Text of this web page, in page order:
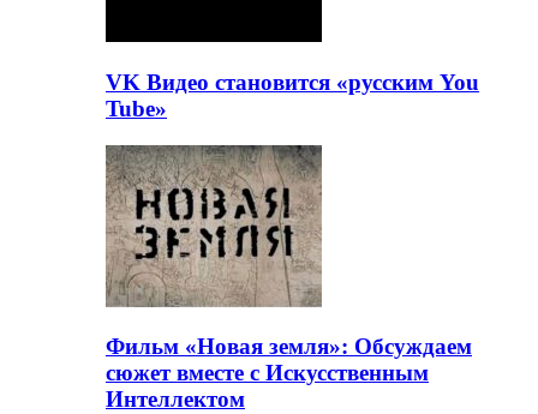
VK Видео становится «русским You
Tube»
Фильм «Новая земля»: Обсуждаем
сюжет вместе с Искусственным
Интеллектом